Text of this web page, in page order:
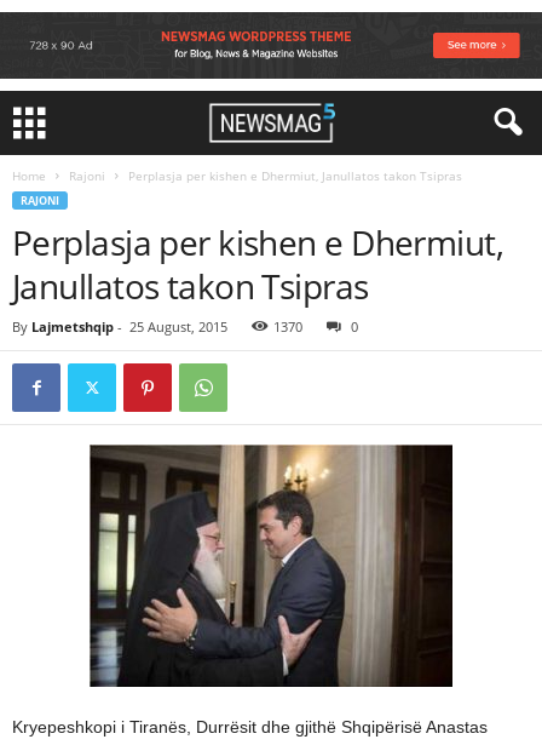
Home Rajoni Perplasja per kishen e Dhermiut, Janullatos takon Tsipras
RAJONI
Perplasja per kishen e Dhermiut,
Janullatos takon Tsipras
By Lajmetshqip - 25 August, 2015 1370 0
Kryepeshkopi i Tiranës, Durrësit dhe gjithë Shqipërisë Anastas